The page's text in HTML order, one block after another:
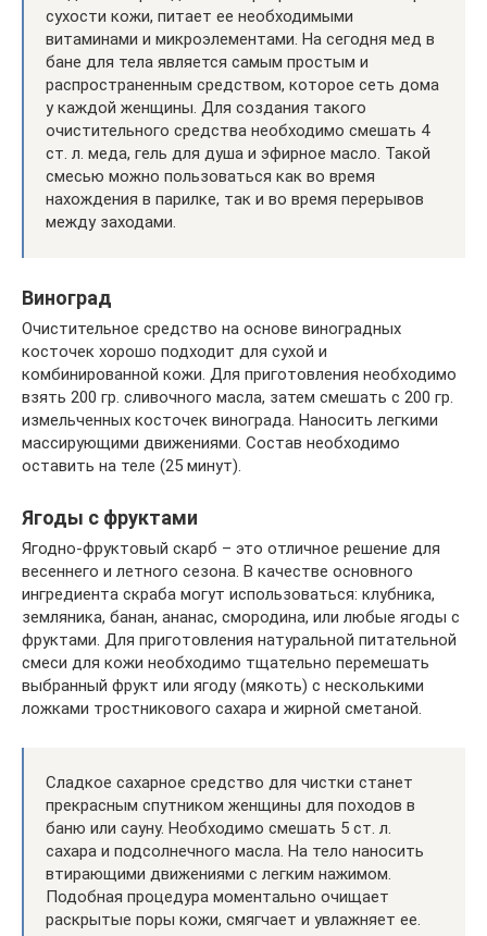
сухости кожи, питает ее необходимыми
витаминами и микроэлементами. На сегодня мед в
бане для тела является самым простым и
распространенным средством, которое сеть дома
у каждой женщины. Для создания такого
очистительного средства необходимо смешать 4
ст. л. меда, гель для душа и эфирное масло. Такой
смесью можно пользоваться как во время
нахождения в парилке, так и во время перерывов
между заходами.
Виноград
Очистительное средство на основе виноградных
косточек хорошо подходит для сухой и
комбинированной кожи. Для приготовления необходимо
взять 200 гр. сливочного масла, затем смешать с 200 гр.
измельченных косточек винограда. Наносить легкими
массирующими движениями. Состав необходимо
оставить на теле (25 минут).
Ягоды с фруктами
Ягодно-фруктовый скарб – это отличное решение для
весеннего и летного сезона. В качестве основного
ингредиента скраба могут использоваться: клубника,
земляника, банан, ананас, смородина, или любые ягоды с
фруктами. Для приготовления натуральной питательной
смеси для кожи необходимо тщательно перемешать
выбранный фрукт или ягоду (мякоть) с несколькими
ложками тростникового сахара и жирной сметаной.
Сладкое сахарное средство для чистки станет
прекрасным спутником женщины для походов в
баню или сауну. Необходимо смешать 5 ст. л.
сахара и подсолнечного масла. На тело наносить
втирающими движениями с легким нажимом.
Подобная процедура моментально очищает
раскрытые поры кожи, смягчает и увлажняет ее.